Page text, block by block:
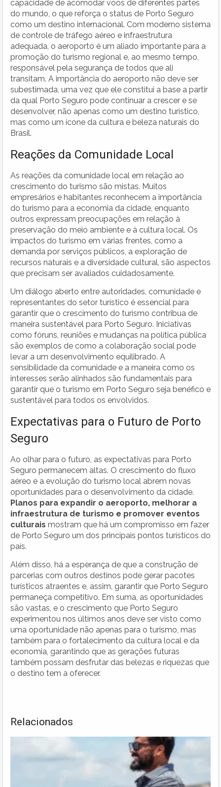
capacidade de acomodar voos de diferentes partes
do mundo, o que reforça o status de Porto Seguro
como um destino internacional. Com moderno sistema
de controle de tráfego aéreo e infraestrutura
adequada, o aeroporto é um aliado importante para a
promoção do turismo regional e, ao mesmo tempo,
responsável pela segurança de todos que ali
transitam. A importância do aeroporto não deve ser
subestimada, uma vez que ele constitui a base a partir
da qual Porto Seguro pode continuar a crescer e se
desenvolver, não apenas como um destino turístico,
mas como um ícone da cultura e beleza naturais do
Brasil.
Reações da Comunidade Local
As reações da comunidade local em relação ao
crescimento do turismo são mistas. Muitos
empresários e habitantes reconhecem a importância
do turismo para a economia da cidade, enquanto
outros expressam preocupações em relação à
preservação do meio ambiente e à cultura local. Os
impactos do turismo em várias frentes, como a
demanda por serviços públicos, a exploração de
recursos naturais e a diversidade cultural, são aspectos
que precisam ser avaliados cuidadosamente.
Um diálogo aberto entre autoridades, comunidade e
representantes do setor turístico é essencial para
garantir que o crescimento do turismo contribua de
maneira sustentável para Porto Seguro. Iniciativas
como fóruns, reuniões e mudanças na política pública
são exemplos de como a colaboração social pode
levar a um desenvolvimento equilibrado. A
sensibilidade da comunidade e a maneira como os
interesses serão alinhados são fundamentais para
garantir que o turismo em Porto Seguro seja benéfico e
sustentável para todos os envolvidos.
Expectativas para o Futuro de Porto
Seguro
Ao olhar para o futuro, as expectativas para Porto
Seguro permanecem altas. O crescimento do fluxo
aéreo e a evolução do turismo local abrem novas
oportunidades para o desenvolvimento da cidade.
Planos para expandir o aeroporto, melhorar a
infraestrutura de turismo e promover eventos
culturais mostram que há um compromisso em fazer
de Porto Seguro um dos principais pontos turísticos do
país.
Além disso, há a esperança de que a construção de
parcerias com outros destinos pode gerar pacotes
turísticos atraentes e, assim, garantir que Porto Seguro
permaneça competitivo. Em suma, as oportunidades
são vastas, e o crescimento que Porto Seguro
experimentou nos últimos anos deve ser visto como
uma oportunidade não apenas para o turismo, mas
também para o fortalecimento da cultura local e da
economia, garantindo que as gerações futuras
também possam desfrutar das belezas e riquezas que
o destino tem a oferecer.
Relacionados